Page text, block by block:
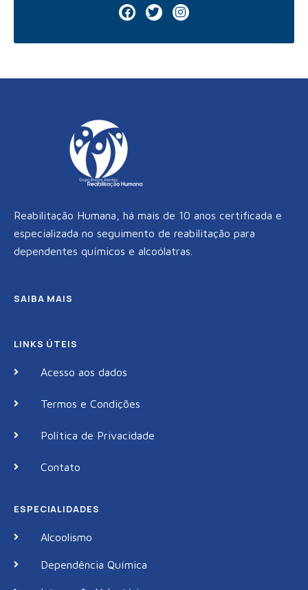
F
a
e
o
T
w
t
r
I
n
t
r
Reabilitação Humana, há mais de 10 anos certificada e
especializada no seguimento de reabilitação para
dependentes químicos e alcoólatras.
SAIBA MAIS
LINKS ÚTEIS
Acesso aos dados
Termos e Condições
Política de Privacidade
Contato
ESPECIALIDADES
Alcoolismo
Dependência Química